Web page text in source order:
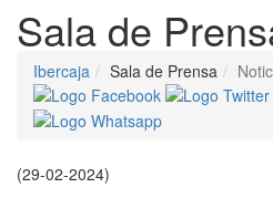
Sala de
Ibercaja Sala de Prensa
(29-02-2024)